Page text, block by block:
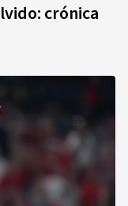
crónica